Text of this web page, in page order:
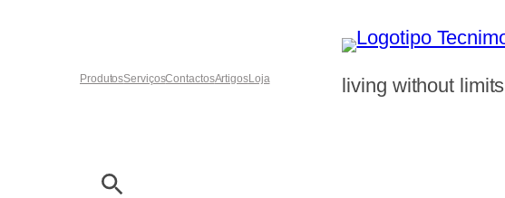
ProdutosServiçosContactosArtigosLoja living without limits